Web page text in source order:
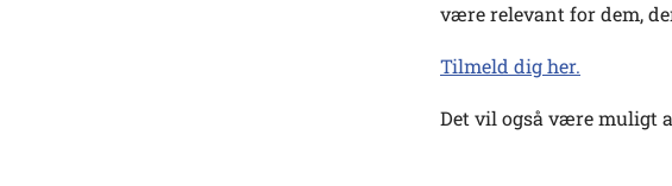
være relevant for dem,
Tilmeld dig her.
Det vil også være muligt